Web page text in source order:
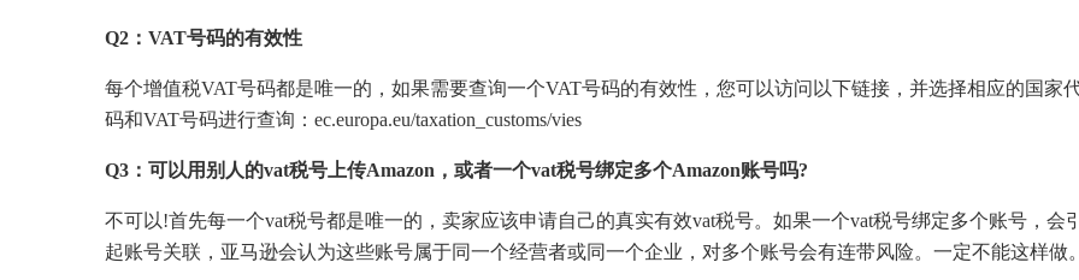
Q2：VAT号码的有效性
每个增值税VAT号码都是唯一的，如果需要查询一个VAT号码的有效性，您可以访问以下链接，并选择相应的国家
码和VAT号码进行查询：ec.europa.eu/taxation_customs/vies
Q3：可以用别人的vat税号上传Amazon，或者一个vat税号绑定多个Amazon账号吗?
不可以!首先每一个vat税号都是唯一的，卖家应该申请自己的真实有效vat税号。如果一个vat税号绑定多个账号，会
起账号关联，亚马逊会认为这些账号属于同一个经营者或同一个企业，对多个账号会有连带风险。一定不能这样做